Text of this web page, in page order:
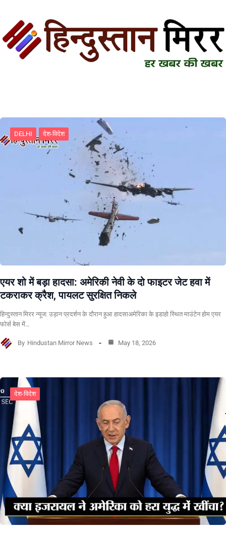
DELHI देश-विदेश
एयर शो में बड़ा हादसा: अमेरिकी नेवी के दो फाइटर जेट हवा में
टकराकर क्रैश, पायलट सुरक्षित निकले
हिन्दुस्तान मिरर न्यूज: उड़ान प्रदर्शन के दौरान हुआ हादसाअमेरिका के इडाहो स्थित माउंटेन होम एयर
फोर्स बेस में…
By Hindustan Mirror News May 18, 2026
देश-विदेश